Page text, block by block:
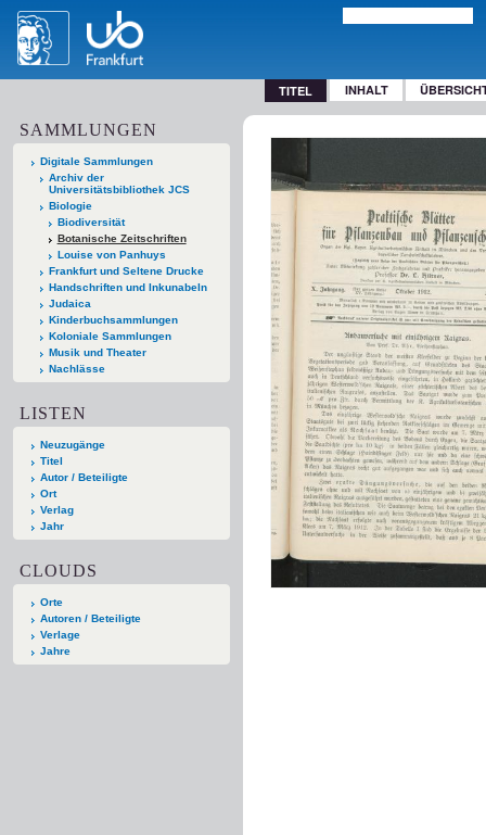
TITEL INHALT
SAMMLUNGEN
Digitale Sammlungen
Archiv der
Universitätsbibliothek JCS
Biologie
Biodiversität
Botanische Zeitschriften
Louise von Panhuys
Frankfurt und Seltene Drucke
Handschriften und Inkunabeln
Judaica
Kinderbuchsammlungen
Koloniale Sammlungen
Musik und Theater
Nachlässe
LISTEN
Neuzugänge
Titel
Autor / Beteiligte
Ort
Verlag
Jahr
CLOUDS
Orte
Autoren / Beteiligte
Verlage
Jahre